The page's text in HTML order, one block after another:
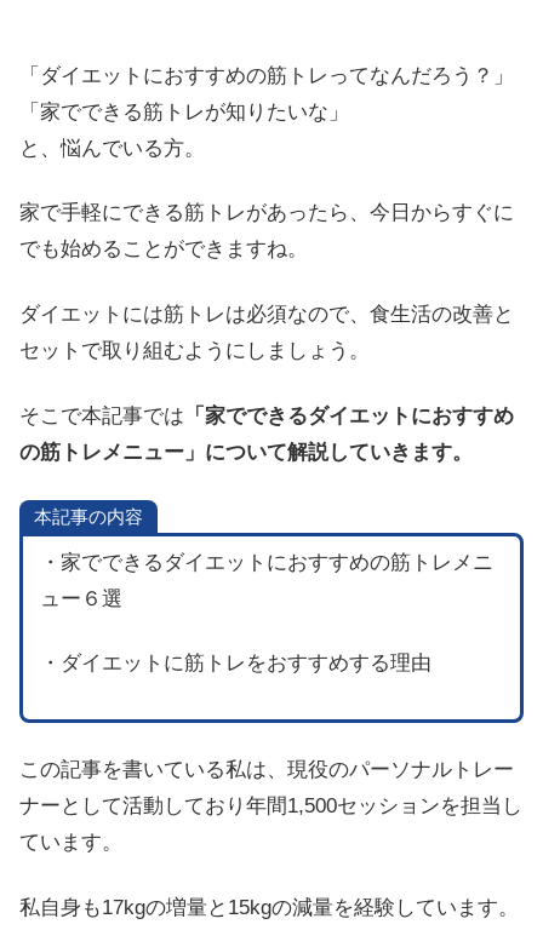
「ダイエットにおすすめの筋トレってなんだろう？」
「家でできる筋トレが知りたいな」
と、悩んでいる方。
家で手軽にできる筋トレがあったら、今日からすぐに
でも始めることができますね。
ダイエットには筋トレは必須なので、食生活の改善と
セットで取り組むようにしましょう。
そこで本記事では 「家でできるダイエットにおすすめ
の筋トレメニュー」について解説していきます。
本記事の内容
・家でできるダイエットにおすすめの筋トレメニ
ュー６選
・ダイエットに筋トレをおすすめする理由
この記事を書いている私は、現役のパーソナルトレー
ナーとして活動しており年間1,500セッションを担当し
ています。
私自身も17kgの増量と15kgの減量を経験しています。